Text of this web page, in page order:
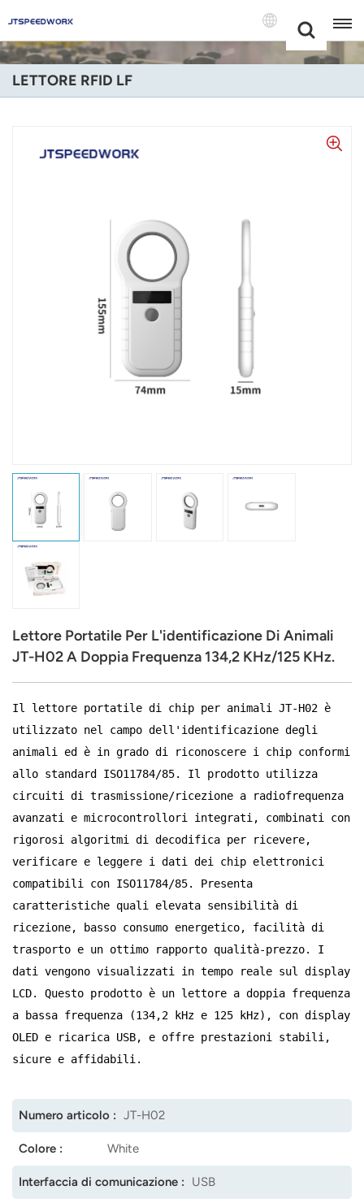
+86 -18681515767
English
Italiano
Türk
Tiếng Việt
norsk
magyar
LETTORE RFID LF
Lettore Portatile Per L'identificazione Di Animali
JT-H02 A Doppia Frequenza 134,2 KHz/125 KHz.
Il lettore portatile di chip per animali JT-H02 è
utilizzato nel campo dell'identificazione degli
animali ed è in grado di riconoscere i chip conformi
allo standard ISO11784/85. Il prodotto utilizza
circuiti di trasmissione/ricezione a radiofrequenza
avanzati e microcontrollori integrati, combinati con
rigorosi algoritmi di decodifica per ricevere,
verificare e leggere i dati dei chip elettronici
compatibili con ISO11784/85. Presenta
caratteristiche quali elevata sensibilità di
ricezione, basso consumo energetico, facilità di
trasporto e un ottimo rapporto qualità-prezzo. I
dati vengono visualizzati in tempo reale sul display
LCD. Questo prodotto è un lettore a doppia frequenza
a bassa frequenza (134,2 kHz e 125 kHz), con display
OLED e ricarica USB, e offre prestazioni stabili,
sicure e affidabili.
Numero articolo : JT-H02
Colore : White
Interfaccia di comunicazione : USB